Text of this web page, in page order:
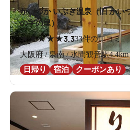
かいづか いぶき温泉（旧 かい
の字の里）
★★★★★3.333件の口コミ
大阪府 / 泉南 / 水間観音駅4.4km
日帰り
宿泊 クーポンあり